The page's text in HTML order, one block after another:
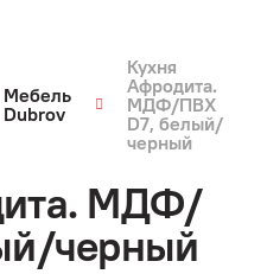
Мебель
Dubrov
Кухня
Афродита.
МДФ/ПВХ
D7, белый/
черный
МДФ/
черный